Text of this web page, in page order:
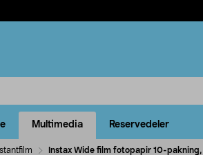
Multimedia Reservedeler
Instax Wide film fotopapir 10-pakning,